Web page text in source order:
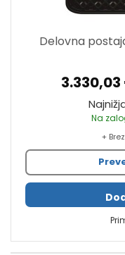
Delovna
Na
+